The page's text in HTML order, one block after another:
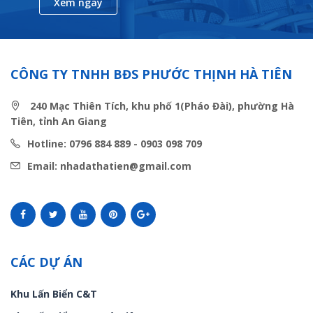
CÔNG TY TNHH BĐS PHƯỚC THỊNH HÀ TIÊN
240 Mạc Thiên Tích, khu phố 1(Pháo Đài), phường Hà
Tiên, tỉnh An Giang
Hotline: 0796 884 889 - 0903 098 709
Email: nhadathatien@gmail.com
CÁC DỰ ÁN
Khu Lấn Biển C&T